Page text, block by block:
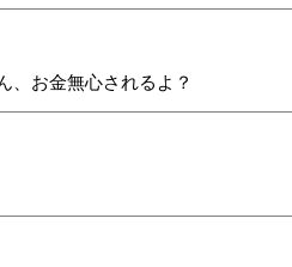
、お金無心されるよ？